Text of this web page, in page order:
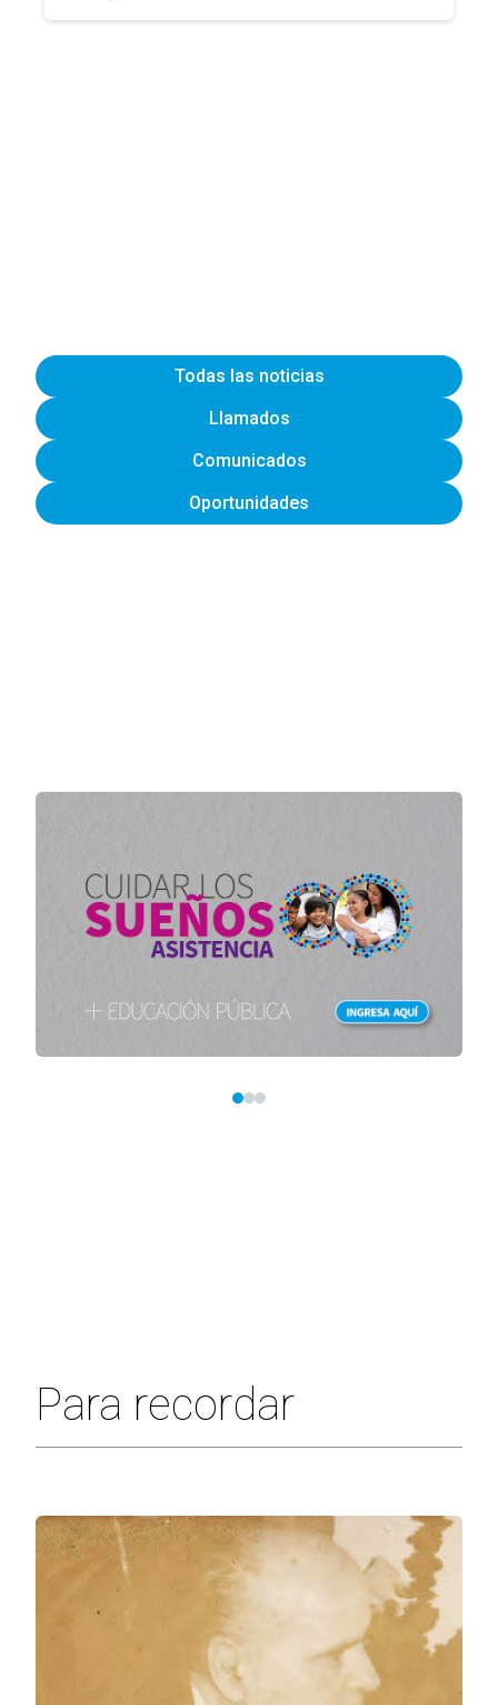
Todas las noticias
Llamados
Comunicados
Oportunidades
Para recordar